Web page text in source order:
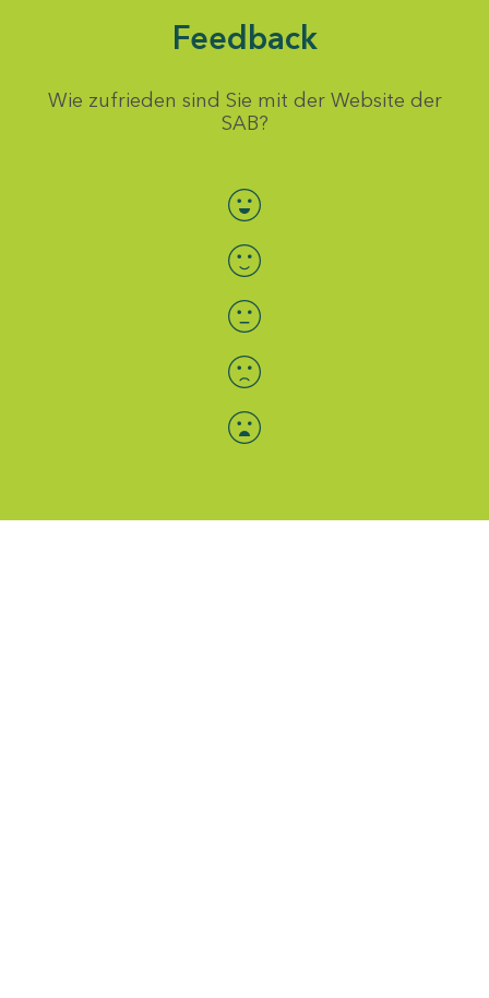
Feedback
Wie zufrieden sind Sie mit der Website der
SAB?
Bewertung auswählen